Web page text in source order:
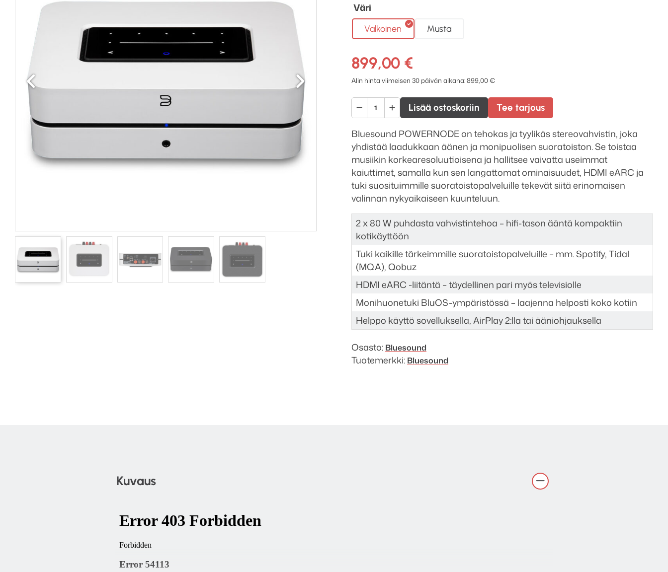
Edellinen Seuraava
Väri
Valkoinen Musta
899,00 €
Alin hinta viimeisen 30 päivän aikana:899,00€
Bluesound
POWERNODE
(2021)
verkkovahvistin
määrä
Lisää ostoskoriin Tee tarjous
Bluesound POWERNODE on tehokas ja tyylikäs stereovahvistin, joka
yhdistää laadukkaan äänen ja monipuolisen suoratoiston. Se toistaa
musiikin korkearesoluutioisena ja hallitsee vaivatta useimmat
kaiuttimet, samalla kun sen langattomat ominaisuudet, HDMI eARC ja
tuki suosituimmille suoratoistopalveluille tekevät siitä erinomaisen
valinnan nykyaikaiseen kuunteluun.
2 x 80 W puhdasta vahvistintehoa – hifi-tason ääntä kompaktiin
kotikäyttöön
Tuki kaikille tärkeimmille suoratoistopalveluille – mm. Spotify, Tidal
(MQA), Qobuz
HDMI eARC -liitäntä – täydellinen pari myös televisiolle
Monihuonetuki BluOS-ympäristössä – laajenna helposti koko kotiin
Helppo käyttö sovelluksella, AirPlay 2:lla tai ääniohjauksella
Osasto: Bluesound
Tuotemerkki: Bluesound
Kuvaus